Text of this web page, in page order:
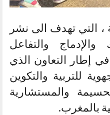
، التي تهدف الى نشر
والتفاعل
إطار التعاون الذي
للتربية والتكوين
والمستشارية
بالمغرب.